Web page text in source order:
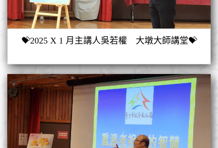
💝2025 X 1 月主講人吳若權 大墩大師講堂💝